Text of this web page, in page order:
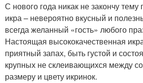
С нового года никак не закончу тему
икра – невероятно вкусный и
всегда желанный «гость» любого
Настоящая высококачественная
приятный запах, быть густой и
крупных не склеивающихся между
размеру и цвету икринок.